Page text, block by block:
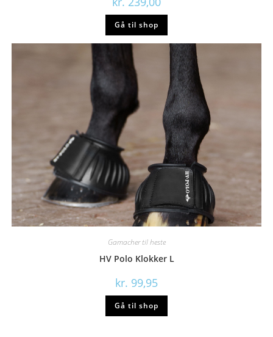
Gå til shop
Gamacher til heste
HV Polo Klokker L
kr. 99,95
Gå til shop